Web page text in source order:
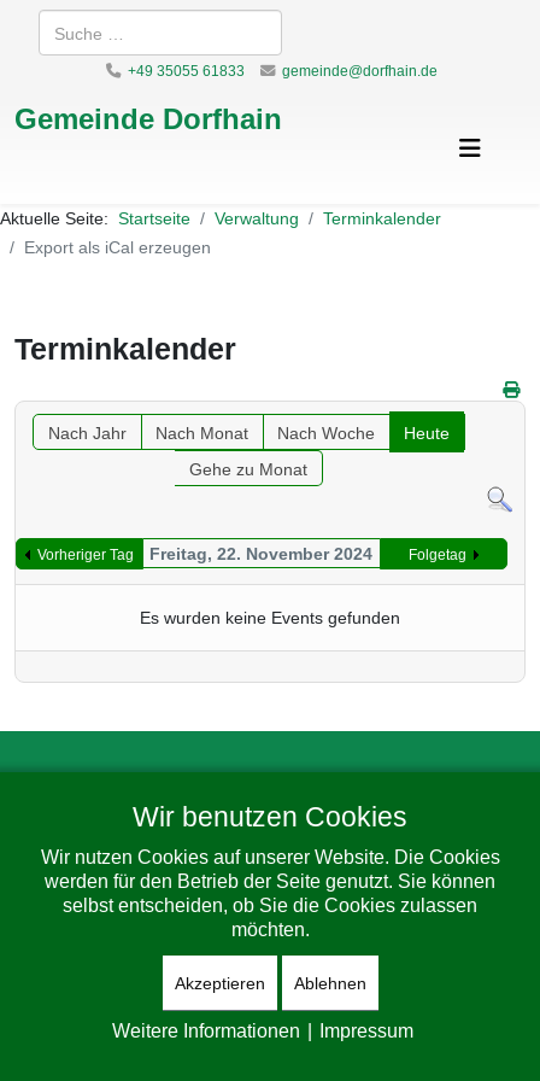
Suchen
+49 35055 61833 gemeinde@dorfhain.de
Gemeinde Dorfhain
Aktuelle Seite: Startseite Verwaltung
Terminkalender
Export als iCal erzeugen
Terminkalender
Nach Jahr Nach Monat Nach Woche
Heute
Gehe zu Monat
Vorheriger Tag Freitag, 22. November 2024 Folgetag
Es wurden keine Events gefunden
© 2026 Gemeinde Dorfhain. All Rights Reserved. Designed By
JoomShaper
Wir benutzen Cookies
Wir nutzen Cookies auf unserer Website. Die Cookies
werden für den Betrieb der Seite genutzt. Sie können
selbst entscheiden, ob Sie die Cookies zulassen
möchten.
Akzeptieren Ablehnen
Weitere Informationen | Impressum